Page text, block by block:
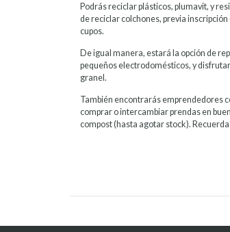
Podrás reciclar plásticos, plumavit, y
de reciclar colchones, previa inscripción
cupos.
De igual manera, estará la opción de
pequeños electrodomésticos, y
granel.
También encontrarás emprendedores
comprar o intercambiar prendas en
compost (hasta agotar stock).